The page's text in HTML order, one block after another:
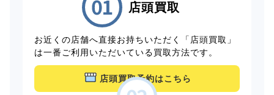
店頭買取
お近くの店舗へ直接お持ちいただく「店頭買取」
は一番ご利用いただいている買取方法です。
店頭買取予約はこちら